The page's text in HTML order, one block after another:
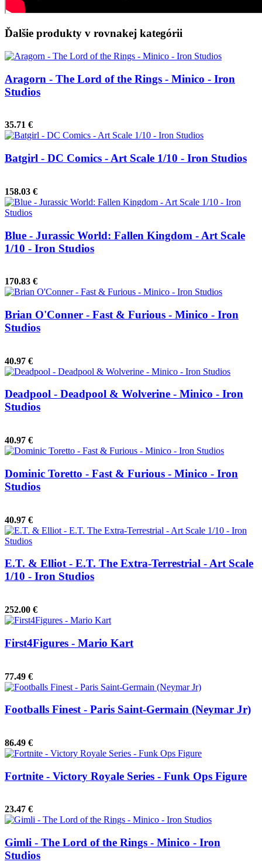
Ďalšie produkty v rovnakej kategórii
Aragorn - The Lord of the Rings - Minico - Iron
Studios
35.71 €
Batgirl - DC Comics - Art Scale 1/10 - Iron Studios
158.03 €
Blue - Jurassic World: Fallen Kingdom - Art Scale
1/10 - Iron Studios
170.83 €
Brian O'Conner - Fast & Furious - Minico - Iron
Studios
40.97 €
Deadpool - Deadpool & Wolverine - Minico - Iron
Studios
40.97 €
Dominic Toretto - Fast & Furious - Minico - Iron
Studios
40.97 €
E.T. & Elliot - E.T. The Extra-Terrestrial - Art Scale
1/10 - Iron Studios
252.00 €
First4Figures - Mario Kart
77.49 €
Footballs Finest - Paris Saint-Germain (Neymar Jr)
86.49 €
Fortnite - Victory Royale Series - Funk Ops Figure
23.47 €
Gimli - The Lord of the Rings - Minico - Iron
Studios